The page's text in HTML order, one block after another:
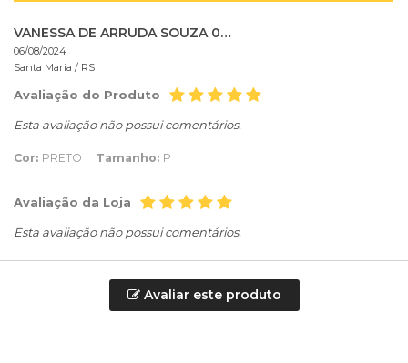
VANESSA DE ARRUDA SOUZA 02235118038
06/08/2024
Santa Maria / RS
Avaliação do Produto
Esta avaliação não possui comentários.
Cor: PRETO Tamanho: P
Avaliação da Loja
Esta avaliação não possui comentários.
Avaliar este produto